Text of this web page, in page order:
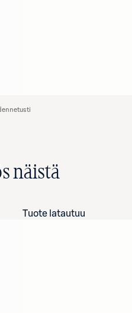
näistä
Tuote latautuu